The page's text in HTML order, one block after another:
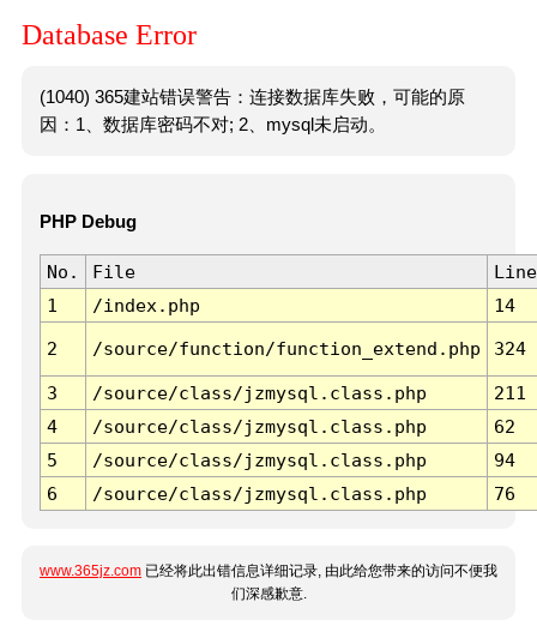
Database Error
(1040) 365建站错误警告：连接数据库失败，可能的原
因：1、数据库密码不对; 2、mysql未启动。
PHP Debug
No. File
Line
1
/index.php 14
2 /source/function/function_extend.php 324
3 /source/class/jzmysql.class.php
211
4
/source/class/jzmysql.class.php
62
5
/source/class/jzmysql.class.php
94
6
/source/class/jzmysql.class.php 76
www.365jz.com 已经将此出错信息详细记录, 由此给您带来的访问不便我
们深感歉意.